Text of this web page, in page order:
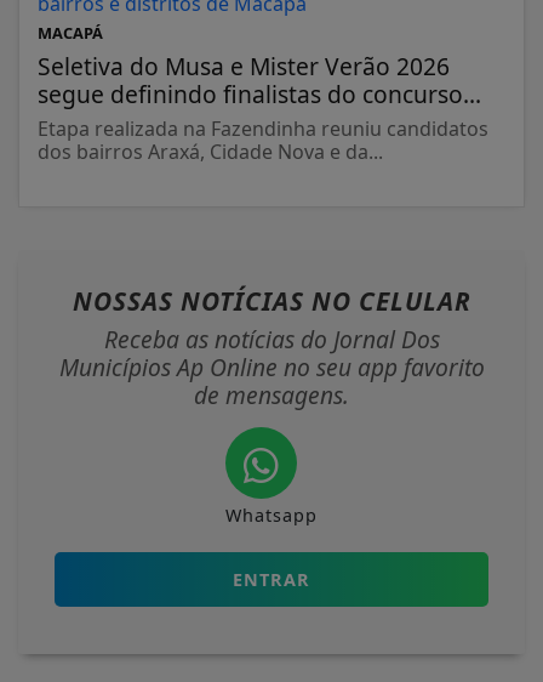
MACAPÁ
Seletiva do Musa e Mister Verão 2026
segue definindo finalistas do concurso...
Etapa realizada na Fazendinha reuniu candidatos
dos bairros Araxá, Cidade Nova e da...
NOSSAS NOTÍCIAS NO CELULAR
Receba as notícias do Jornal Dos
Municípios Ap Online no seu app favorito
de mensagens.
Whatsapp
ENTRAR